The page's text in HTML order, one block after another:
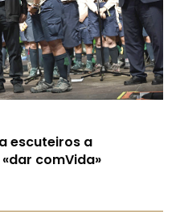
escuteiros a
comVida»